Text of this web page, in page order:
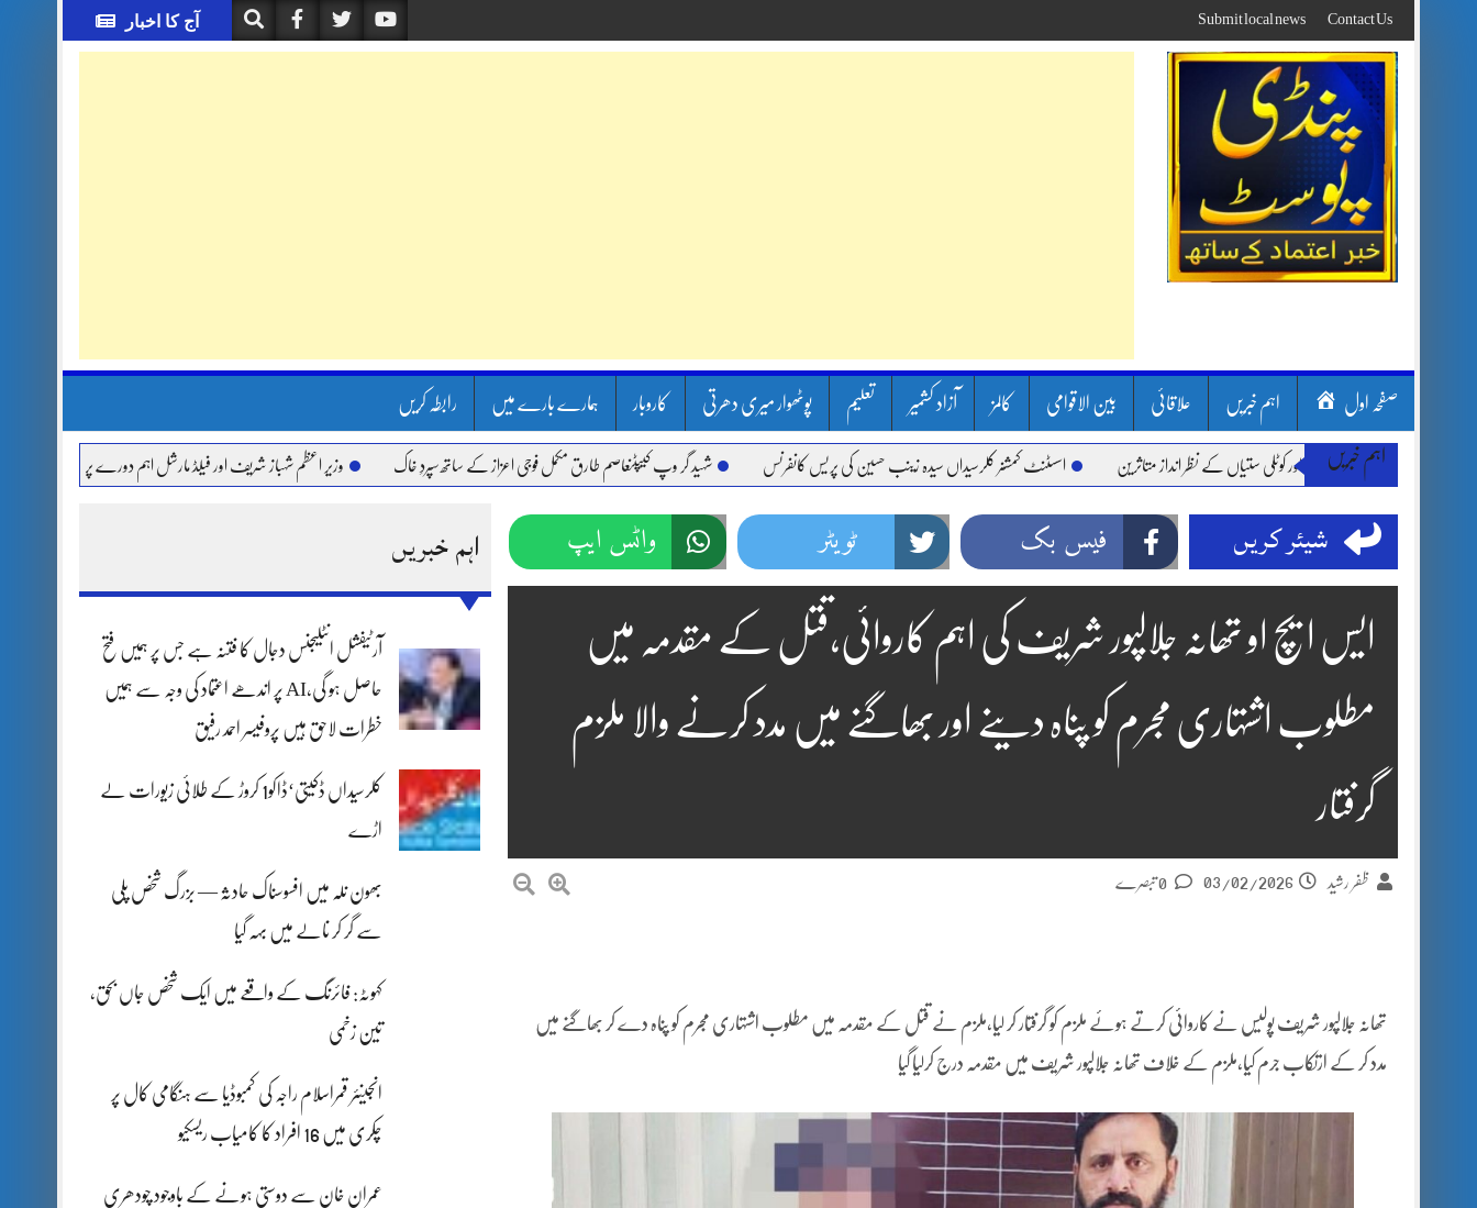
to
content
آج کا اخبار Contact Us
Submit local news
صفحہ اول اہم خبریں علاقائی بین الاقوامی کالمز آزاد کشمیر تعلیم پوٹھوار میری دھرتی کاروبار ہمارے بارے میں رابطہ کریں
اہم خبریں
لینڈ سلائیڈنگ اور کوٹلی ستیاں کے نظر انداز متاثرین اسسٹنٹ کمشنر کلرسیداں سیدہ زینب حسین کی پریس کانفرنس شہید گر وپ کیپٹنعاصم طارق مکمل فوجی اعزاز کے ساتھ سپردِ خاک وزیر اعظم شہباز شریف اور فیلڈ مارشل اہم دورے پر سعودی عرب روانہ
اہم خبریں
آرٹیفشل انٹلیجنس دجال کا فتنہ ہے جس پر ہمیں فتح
حاصل ہو گی،AI پر اندھے اعتماد کی وجہ سے ہمیں
خطرات لاحق ہیں پروفیسر احمد رفیق
کلرسیداں ڈکیتی‘ڈاکو1 کروڑ کے طلائی زیورات لے
اڑے
بھون نلہ میں افسوسناک حادثہ — بزرگ شخص پلی
سے گر کر نالے میں بہہ گیا
کہوٹہ: فائرنگ کے واقعے میں ایک شخص جاں بحق،
تین زخمی
انجینئر قمراسلام راجہ کی کمبوڈیا سے ہنگامی کال پر
چکری میں 16 افراد کا کامیاب ریسکیو
عمران خان سے دوستی ہونے کے باوجود چودھری
شیئر کریں فیس بک ٹویٹر واٹس ایپ
ایس ایچ او تھانہ جلالپور شریف کی اہم کاروائی،قتل کے مقدمہ میں
مطلوب اشتہاری مجرم کو پناہ دینے اور بھاگنے میں مدد کرنے والا ملزم
گرفتار
ظفر رشید 03/02/2026
تھانہ جلالپور شریف پولیس نے کاروائی کرتے ہوئے ملزم کو گرفتار کر لیا،ملزم نے قتل کے مقدمہ میں مطلوب اشتہاری مجرم کو پناہ دے کر بھاگنے میں
مدد کر کے ارتکاب جرم کیا،ملزم کے خلاف تھانہ جلالپور شریف میں مقدمہ درج کرلیا گیا